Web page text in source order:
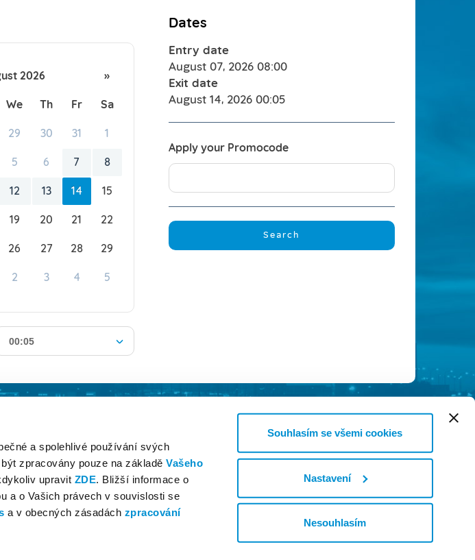
a spolehlivé používání svých
zpracovány pouze na základěVašeho
upravit ZDE. Bližší informace o
a o Vašich právech v souvislosti se
a v obecných zásadách zpracování
Souhlasím se všemi cookies
Nastavení
Nesouhlasím
2026 »
We Th Fr Sa
29 30 31 1
5 6 7 8
12 13 14 15
19 20 21 22
26 27 28 29
2 3 4 5
00:05
Dates
Entry date
August 07, 2026 08:00
Exit date
August 14, 2026 00:05
Apply your Promocode
Search